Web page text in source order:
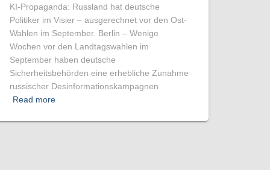
KI-Propaganda: Russland hat deutsche
Politiker im Visier – ausgerechnet vor den Ost-
Wahlen im September. Berlin – Wenige
Wochen vor den Landtagswahlen im
September haben deutsche
Sicherheitsbehörden eine erhebliche Zunahme
russischer Desinformationskampagnen
Read more